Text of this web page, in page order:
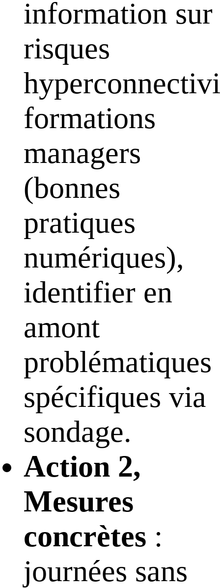
information sur
risques
formations
managers
(bonnes
pratiques
numériques),
identifier en
amont
problématiques
spécifiques via
sondage.
Action 2,
Mesures
concrètes :
journées sans